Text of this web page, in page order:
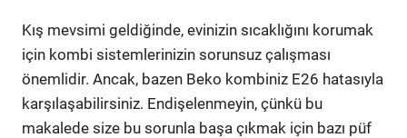
Kış mevsimi geldiğinde, evinizin sıcaklığını korumak
için kombi sistemlerinizin sorunsuz çalışması
önemlidir. Ancak, bazen Beko kombiniz E26 hatasıyla
karşılaşabilirsiniz. Endişelenmeyin, çünkü bu
makalede size bu sorunla başa çıkmak için bazı püf